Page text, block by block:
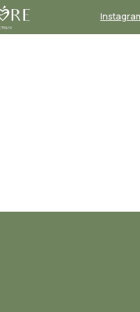
Телеграм-